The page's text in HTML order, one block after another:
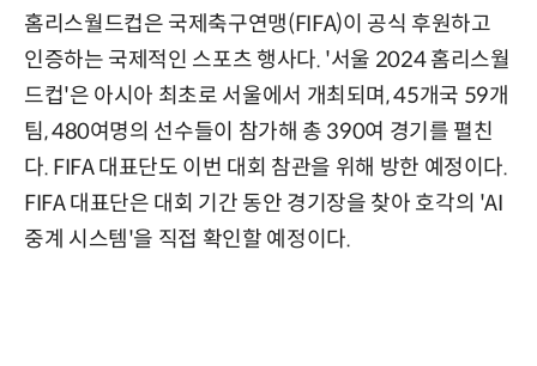
홈리스월드컵은 국제축구연맹(FIFA)이 공식 후원하고
인증하는 국제적인 스포츠 행사다. '서울 2024 홈리스월
드컵'은 아시아 최초로 서울에서 개최되며, 45개국 59개
팀, 480여명의 선수들이 참가해 총 390여 경기를 펼친
다. FIFA 대표단도 이번 대회 참관을 위해 방한 예정이다.
FIFA 대표단은 대회 기간 동안 경기장을 찾아 호각의 'AI
중계 시스템'을 직접 확인할 예정이다.